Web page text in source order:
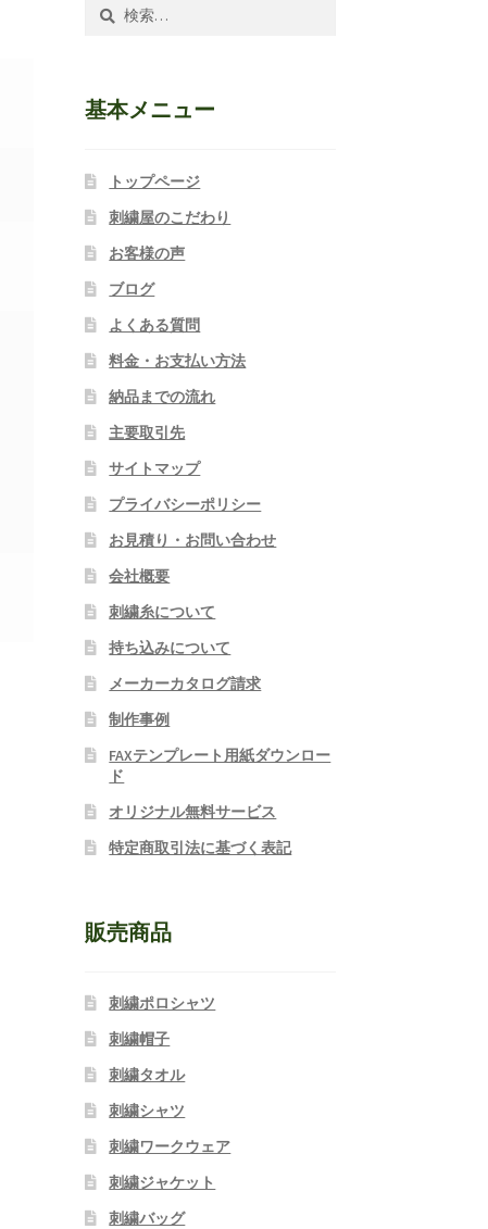
基本メニュー
トップページ
刺繍屋のこだわり
お客様の声
ブログ
よくある質問
料金・お支払い方法
納品までの流れ
主要取引先
サイトマップ
プライバシーポリシー
お見積り・お問い合わせ
会社概要
刺繍糸について
持ち込みについて
メーカーカタログ請求
制作事例
FAXテンプレート用紙ダウンロー
ド
オリジナル無料サービス
特定商取引法に基づく表記
販売商品
刺繍ポロシャツ
刺繍帽子
刺繍タオル
刺繍シャツ
刺繍ワークウェア
刺繍ジャケット
刺繍バッグ